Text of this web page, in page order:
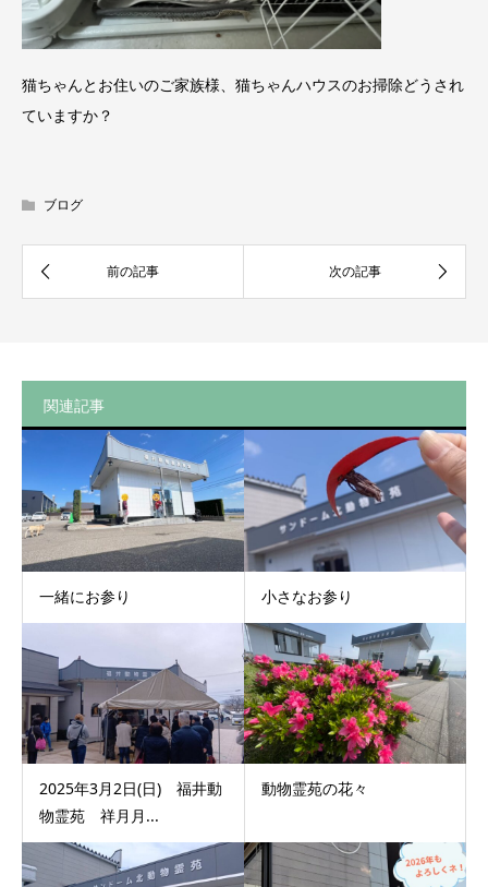
猫ちゃんとお住いのご家族様、猫ちゃんハウスのお掃除どうされ
ていますか？
ブログ
関連記事
一緒にお参り 小さなお参り
2025年3月2日(日) 福井動
物霊苑 祥月月...
動物霊苑の花々